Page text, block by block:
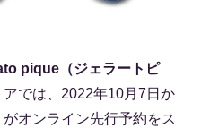
pique（ジェラートピ
では、2022年10月7日か
がオンライン先行予約をス